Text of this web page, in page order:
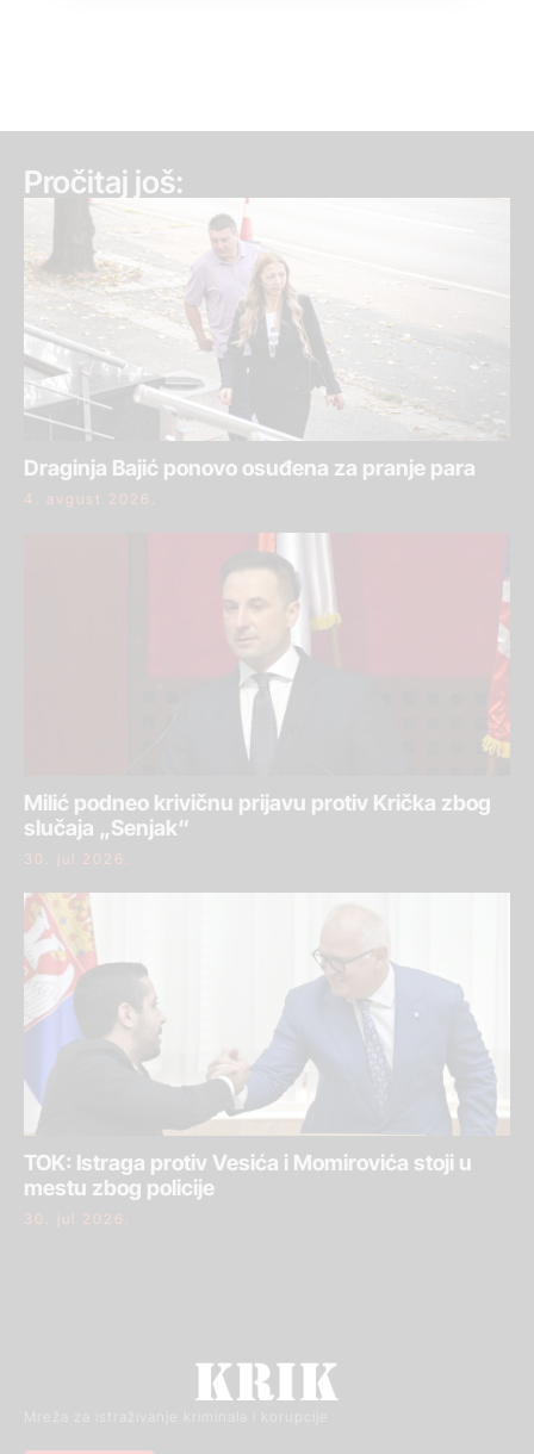
Pročitaj još:
Draginja Bajić ponovo osuđena za pranje para
4. avgust 2026.
Milić podneo krivičnu prijavu protiv Krička zbog
slučaja „Senjak“
30. jul 2026.
TOK: Istraga protiv Vesića i Momirovića stoji u
mestu zbog policije
30. jul 2026.
Mreža za istraživanje kriminala i korupcije